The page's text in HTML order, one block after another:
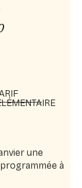
une
à